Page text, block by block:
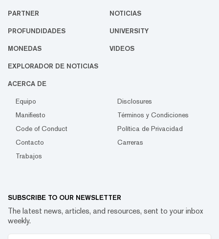
PARTNER NOTICIAS
PROFUNDIDADES UNIVERSITY
MONEDAS VIDEOS
EXPLORADOR DE NOTICIAS
ACERCA DE
Equipo
Disclosures
Manifiesto
Términos y Condiciones
Code of Conduct
Política de Privacidad
Contacto
Carreras
Trabajos
SUBSCRIBE TO OUR NEWSLETTER
The latest news, articles, and resources, sent to your inbox
weekly.